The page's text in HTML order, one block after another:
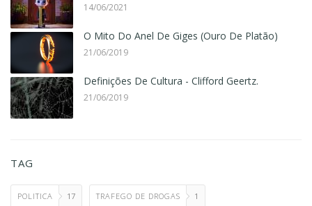
14/06/2021
O Mito Do Anel De Giges (Ouro De Platão)
21/06/2019
Definições De Cultura - Clifford Geertz.
21/06/2019
TAG
POLITICA 17 TRAFEGO DE DROGAS 1